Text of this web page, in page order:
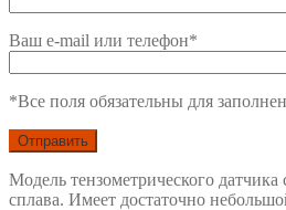
Ваш e-mail или телефон*
*Все поля обязательны для
Модель тензометрического
сплава. Имеет достаточно